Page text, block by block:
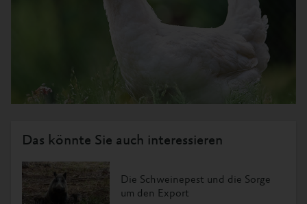
Das könnte Sie auch interessieren
Die Schweinepest und die Sorge
um den Export